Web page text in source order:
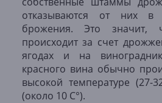
отказываются от них в
брожения. Это значит,
происходит за счет
ягодах и на
красного вина обычно
высокой температуре (27-
(около 10 С°).